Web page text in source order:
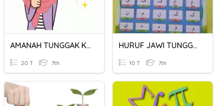
AMANAH TUNGGAK KESEJAHTERAAN
20 T 7th
HURUF JAWI TUNGGAL
10 T 7th